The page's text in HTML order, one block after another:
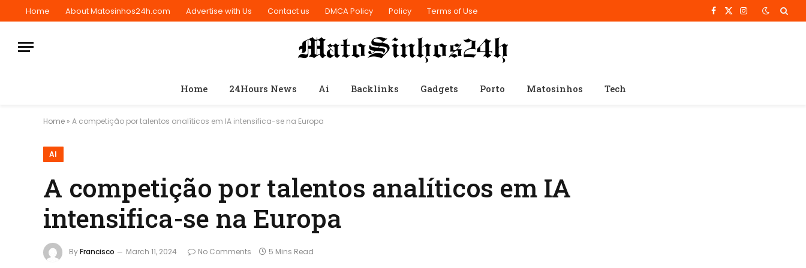
Home About Matosinhos24h.com Advertise with Us Contact us DMCA Policy Policy Terms of Use Facebook
X
Instagram
Home 24Hours News Ai Backlinks Gadgets Porto Matosinhos Tech
Home » A competição por talentos analíticos em IA intensifica-se na Europa
AI
A competição por talentos analíticos em IA
intensifica-se na Europa
ByFrancisco March 11, 2024 No Comments 5 Mins Read